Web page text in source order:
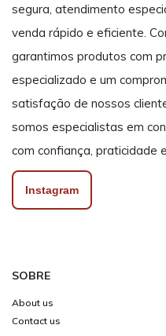
segura, atendimento
venda rápido e eficiente.
garantimos produtos com
especializado e um
satisfação de nossos
somos especialistas em
com confiança, praticidade
Instagram
SOBRE
About us
Contact us